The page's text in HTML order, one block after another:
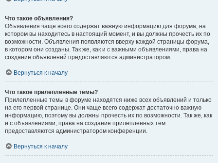
Что такое объявления?
Объявления чаще всего содержат важную информацию для форума, на
котором вы находитесь в настоящий момент, и вы должны прочесть их по
возможности. Объявления появляются вверху каждой страницы форума,
в котором они созданы. Так же, как и с важными объявлениями, права на
создание объявлений предоставляются администратором.
Вернуться к началу
Что такое прилепленные темы?
Прилепленные темы в форуме находятся ниже всех объявлений и только
на его первой странице. Они чаще всего содержат достаточно важную
информацию, поэтому вы должны прочесть их по возможности. Так же, как
и с объявлениями, права на создание прилепленных тем
предоставляются администратором конференции.
Вернуться к началу